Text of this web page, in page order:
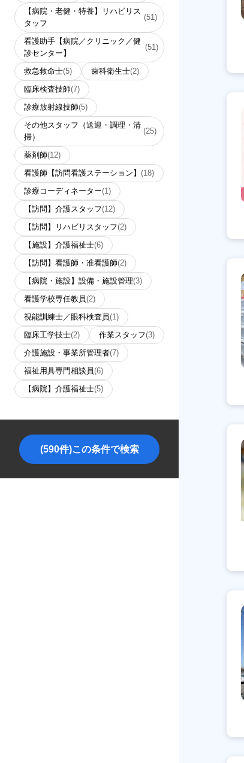
【病院・老健・特養】リハビリス
タッフ
(51)
看護助手【病院／クリニック／健
診センター】
(51)
救急救命士(5) 歯科衛生士(2)
臨床検査技師(7)
診療放射線技師(5)
その他スタッフ（送迎・調理・清
掃）
(25)
薬剤師(12)
看護師【訪問看護ステーション】 (18)
診療コーディネーター(1)
【訪問】介護スタッフ(12)
【訪問】リハビリスタッフ(2)
【施設】介護福祉士(6)
【訪問】看護師・准看護師(2)
【病院・施設】設備・施設管理(3)
看護学校専任教員(2)
視能訓練士／眼科検査員(1)
臨床工学技士(2) 作業スタッフ(3)
介護施設・事業所管理者(7)
福祉用具専門相談員(6)
【病院】介護福祉士(5)
(590件)この条件で検索